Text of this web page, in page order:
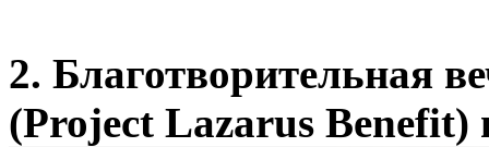
2. Благотворительная
(Project Lazarus